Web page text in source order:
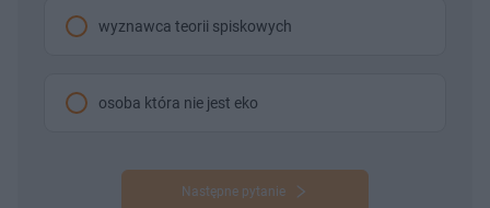
wyznawca teorii spiskowych
osoba która nie jest eko
Następne pytanie